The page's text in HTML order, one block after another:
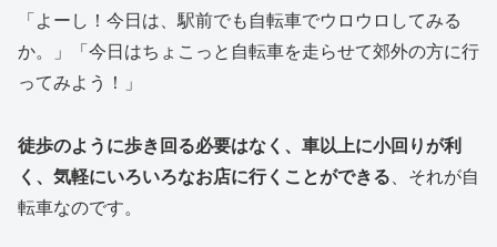
「よーし！今日は、駅前でも自転車でウロウロしてみる
か。」「今日はちょこっと自転車を走らせて郊外の方に行
ってみよう！」
徒歩のように歩き回る必要はなく、車以上に小回りが利
く、気軽にいろいろなお店に行くことができる 、それが自
転車なのです。